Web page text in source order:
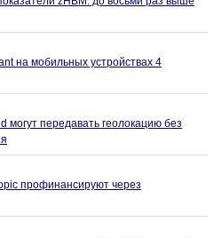
на мобильных устройствах 4
могут передавать геолокацию без
профинансируют через